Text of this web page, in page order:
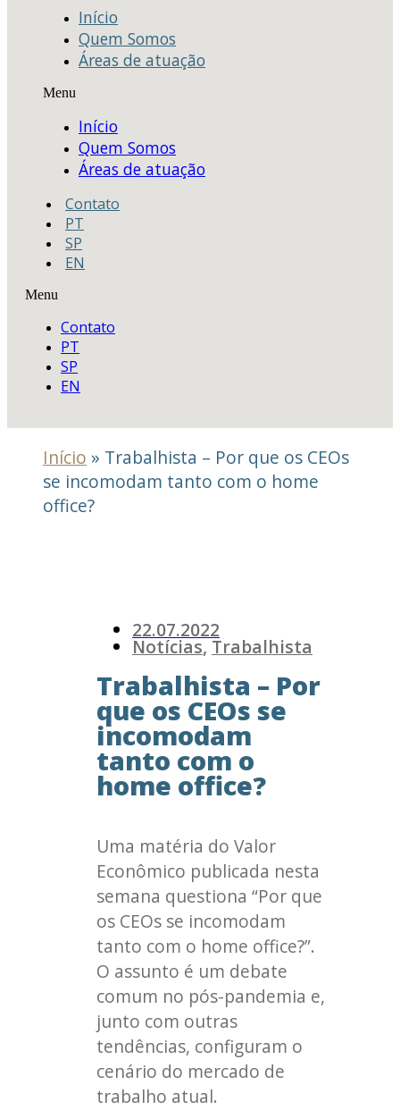
Início
Quem Somos
Áreas de atuação
Menu
Início
Quem Somos
Áreas de atuação
Contato
PT
SP
EN
Menu
Contato
PT
SP
EN
Início » Trabalhista – Por que os CEOs
se incomodam tanto com o home
office?
22.07.2022
Notícias, Trabalhista
Trabalhista – Por
que os CEOs se
incomodam
tanto com o
home office?
Uma matéria do Valor
Econômico publicada nesta
semana questiona “Por que
os CEOs se incomodam
tanto com o home office?”.
O assunto é um debate
comum no pós-pandemia e,
junto com outras
tendências, configuram o
cenário do mercado de
trabalho atual.